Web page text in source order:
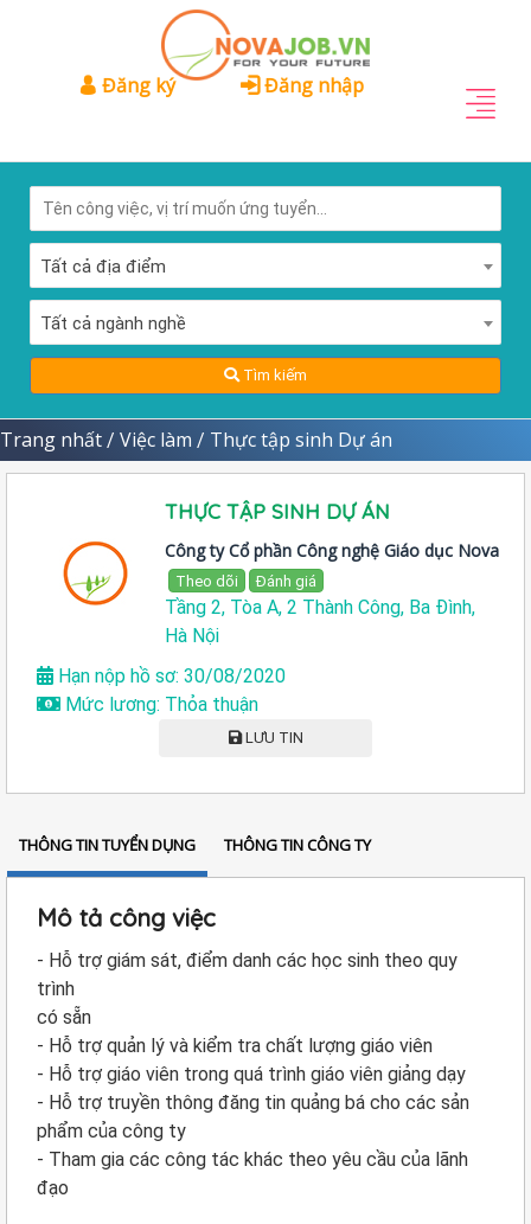
Đăng ký Đăng nhập
Tất cả địa điểm
Tất cả ngành nghề
Tìm kiếm
Trang nhất / Việc làm / Thực tập sinh Dự án
THỰC TẬP SINH DỰ ÁN
Công ty Cổ phần Công nghệ Giáo dục Nova
Theo dõi Đánh giá
Tầng 2, Tòa A, 2 Thành Công, Ba Đình,
Hà Nội
Hạn nộp hồ sơ: 30/08/2020
Mức lương: Thỏa thuận
LƯU TIN
THÔNG TIN TUYỂN DỤNG THÔNG TIN CÔNG TY
Mô tả công việc
- Hỗ trợ giám sát, điểm danh các học sinh theo quy
trình
có sẵn
- Hỗ trợ quản lý và kiểm tra chất lượng giáo viên
- Hỗ trợ giáo viên trong quá trình giáo viên giảng dạy
- Hỗ trợ truyền thông đăng tin quảng bá cho các sản
phẩm của công ty
- Tham gia các công tác khác theo yêu cầu của lãnh
đạo